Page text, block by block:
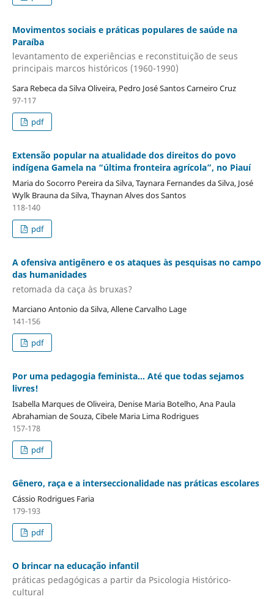
Movimentos sociais e práticas populares de saúde na
Paraíba
levantamento de experiências e reconstituição de seus
principais marcos históricos (1960-1990)
Sara Rebeca da Silva Oliveira, Pedro José Santos Carneiro Cruz
97-117
pdf
Extensão popular na atualidade dos direitos do povo
indígena Gamela na “última fronteira agrícola”, no Piauí
Maria do Socorro Pereira da Silva, Taynara Fernandes da Silva, José
Wylk Brauna da Silva, Thaynan Alves dos Santos
118-140
pdf
A ofensiva antigênero e os ataques às pesquisas no campo
das humanidades
retomada da caça às bruxas?
Marciano Antonio da Silva, Allene Carvalho Lage
141-156
pdf
Por uma pedagogia feminista... Até que todas sejamos
livres!
Isabella Marques de Oliveira, Denise Maria Botelho, Ana Paula
Abrahamian de Souza, Cibele Maria Lima Rodrigues
157-178
pdf
Gênero, raça e a interseccionalidade nas práticas escolares
Cássio Rodrigues Faria
179-193
pdf
O brincar na educação infantil
práticas pedagógicas a partir da Psicologia Histórico-
cultural